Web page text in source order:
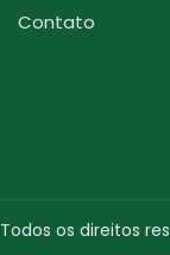
Contato
Todos os direitos